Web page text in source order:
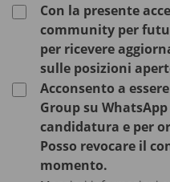
Con la presente
community per
per ricevere
sulle posizioni
Acconsento a
Group su
candidatura e per
Posso revocare il
momento.